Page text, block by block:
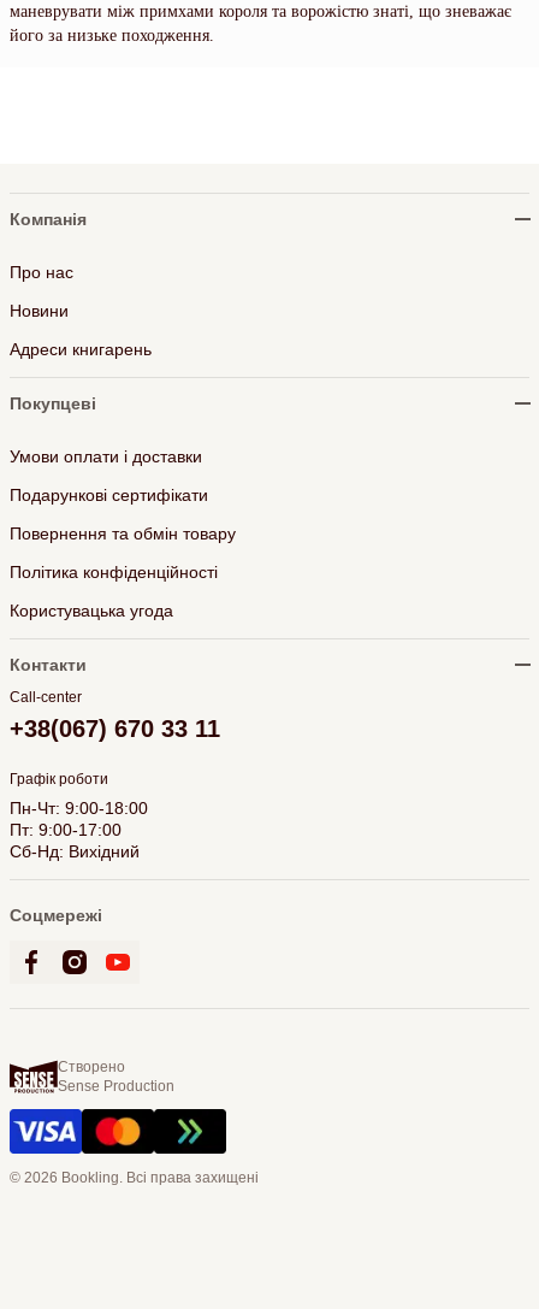
маневрувати між примхами короля та ворожістю знаті, що зневажає
його за низьке походження.
Компанія
Про нас
Новини
Адреси книгарень
Покупцеві
Умови оплати і доставки
Подарункові сертифікати
Повернення та обмін товару
Політика конфіденційності
Користувацька угода
Контакти
Call-center
+38(067) 670 33 11
Графік роботи
Пн-Чт: 9:00-18:00
Пт: 9:00-17:00
Сб-Нд: Вихідний
Соцмережі
Створено
Sense Production
© 2026 Bookling. Всі права захищені